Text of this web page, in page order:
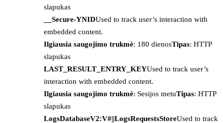
slapukas
__Secure-YNIDUsed to track user’s interaction with
embedded content.
Ilgiausia saugojimo trukmė: 180 dienosTipas: HTTP
slapukas
LAST_RESULT_ENTRY_KEYUsed to track user’s
interaction with embedded content.
Ilgiausia saugojimo trukmė: Sesijos metuTipas: HTTP
slapukas
LogsDatabaseV2:V#||LogsRequestsStoreUsed to track